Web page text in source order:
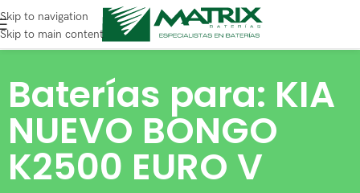
Skip to navigation
Skip to main content
Baterías para: KIA
NUEVO BONGO
K2500 EURO V